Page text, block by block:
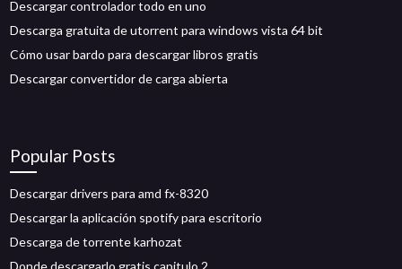
Descargar controlador todo en uno
Descarga gratuita de utorrent para windows vista 64 bit
Cómo usar bardo para descargar libros gratis
Descargar convertidor de carga abierta
Popular Posts
Descargar drivers para amd fx-8320
Descargar la aplicación spotify para escritorio
Descarga de torrente karhozat
Donde descargarlo gratis capitulo 2